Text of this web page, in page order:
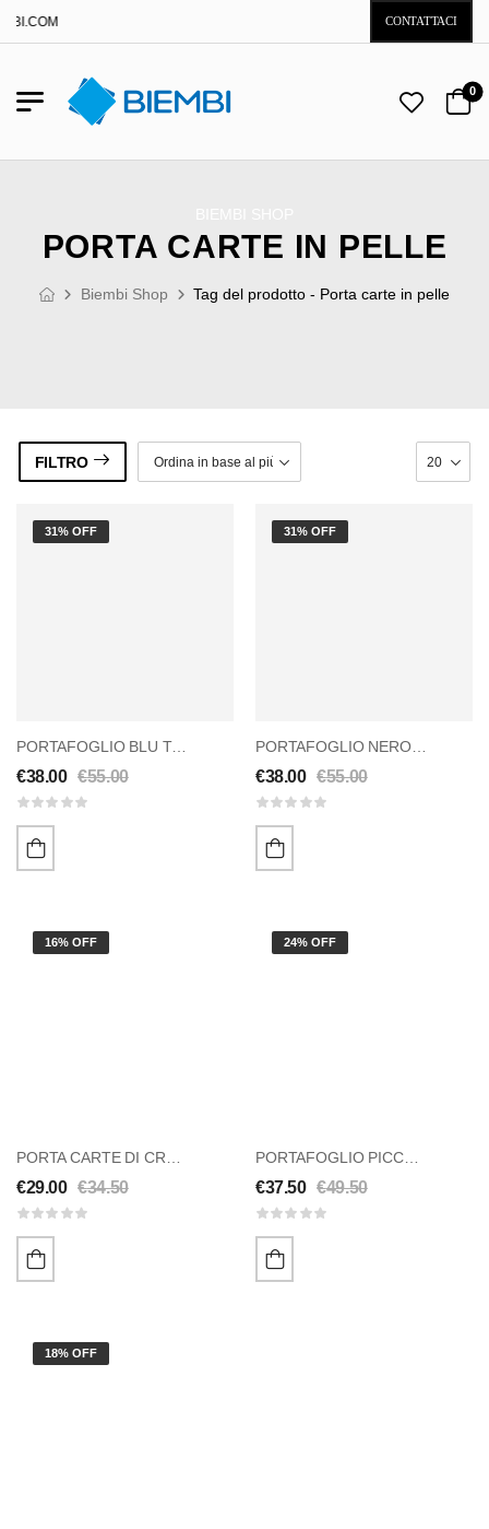
CONTATTACI
0
PORTA CARTE IN PELLE
Biembi Shop Tag del prodotto - Porta carte in pelle
FILTRO
31% OFF
PORTAFOGLIO BLU TASTY
€38.00 €55.00
31% OFF
PORTAFOGLIO NERO TASTY
€38.00 €55.00
16% OFF
€29.00 €34.50
24% OFF
PORTAFOGLIO PICCOLO In Vera Pelle
€37.50 €49.50
18% OFF